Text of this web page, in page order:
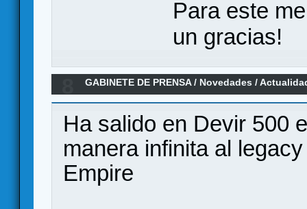
Para este
un gracias!
GABINETE DE PRENSA/ Novedades /
Ha salido en Devir 500
manera infinita al
Empire